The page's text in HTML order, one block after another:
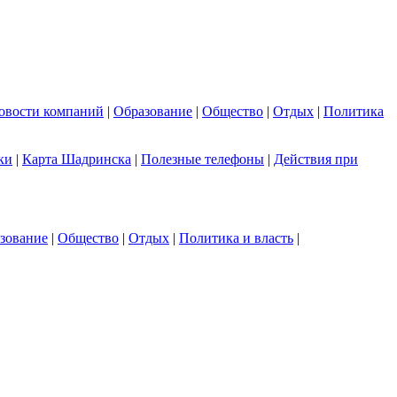
компаний | Образование | Общество | Отдых | Политика
| Карта Шадринска | Полезные телефоны | Действия при
| Общество | Отдых | Политика и власть |